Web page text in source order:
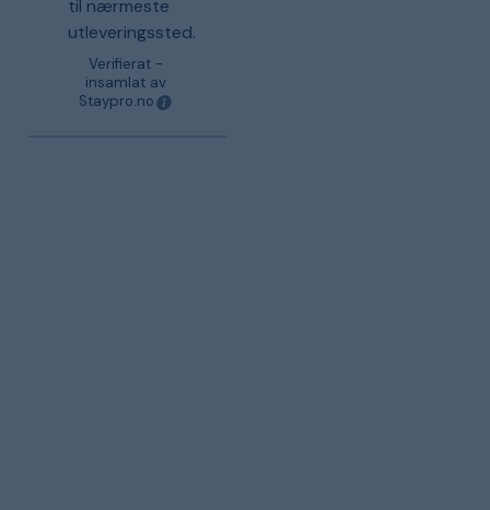
til nærmeste
utleveringssted.
Verifierat -
insamlat av
Staypro.no